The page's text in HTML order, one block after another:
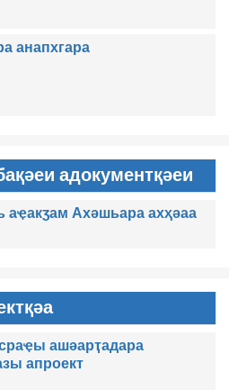
анапхгара
адокументқәеи
Ахәшьара ахҳәаа
ашәарҭадара
апроект